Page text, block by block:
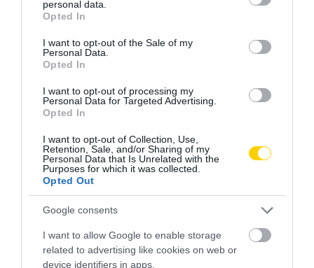
grant or deny consent to Google and its third-party tags to
use your data for below specified purposes in below Google
consent section.
personal data.
Opted In
I want to opt-out of the Sale of my
Personal Data.
Opted In
I want to opt-out of processing my
Personal Data for Targeted Advertising.
Opted In
I want to opt-out of Collection, Use,
Retention, Sale, and/or Sharing of my
Personal Data that Is Unrelated with the
Purposes for which it was collected.
Opted Out
Google consents
I want to allow Google to enable storage
related to advertising like cookies on web or
device identifiers in apps.